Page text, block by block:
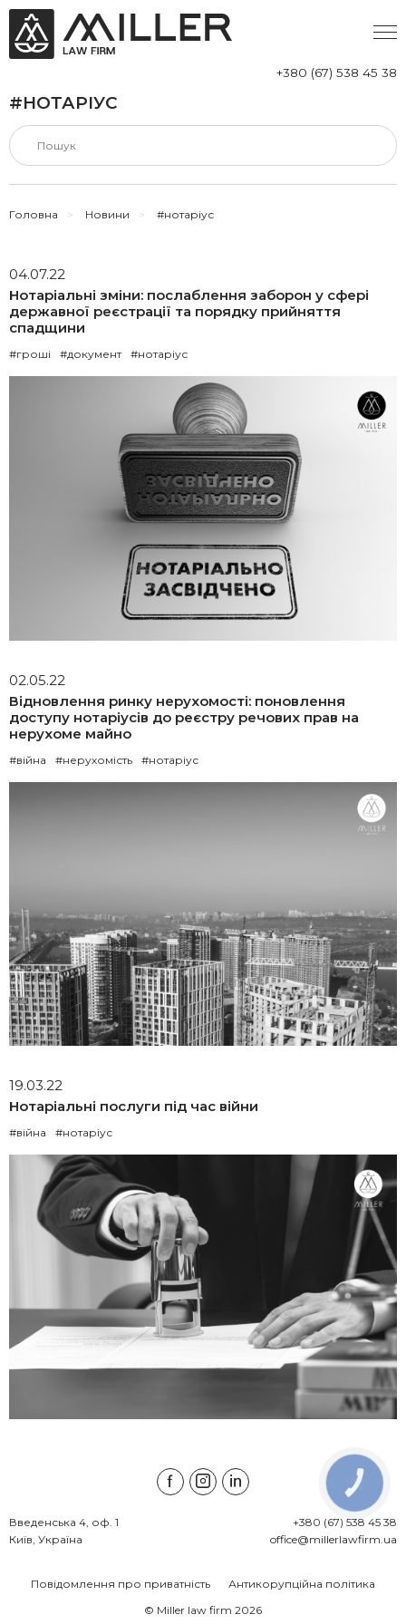
+380 (67) 538 45 38
#НОТАРІУС
Головна > Новини > #нотаріус
04.07.22
Нотаріальні зміни: послаблення заборон у сфері
державної реєстрації та порядку прийняття
спадщини
#гроші #документ #нотаріус
02.05.22
Відновлення ринку нерухомості: поновлення
доступу нотаріусів до реєстру речових прав на
нерухоме майно
#війна #нерухомість #нотаріус
19.03.22
Нотаріальні послуги під час війни
#війна #нотаріус
Введенська 4, оф. 1
Київ, Україна
+380 (67) 538 45 38
office@millerlawfirm.ua
Повідомлення про приватність
Антикорупційна політика
© Miller law firm 2026
КНОПКА
ЗВ'ЯЗКУ